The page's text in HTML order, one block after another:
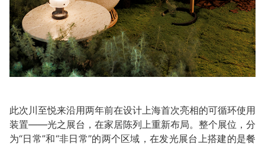
此次川至悦来沿用两年前在设计上海首次亮相的可循环使用
装置——光之展台，在家居陈列上重新布局。整个展位，分
为“日常”和“非日常”的两个区域，在发光展台上搭建的是餐